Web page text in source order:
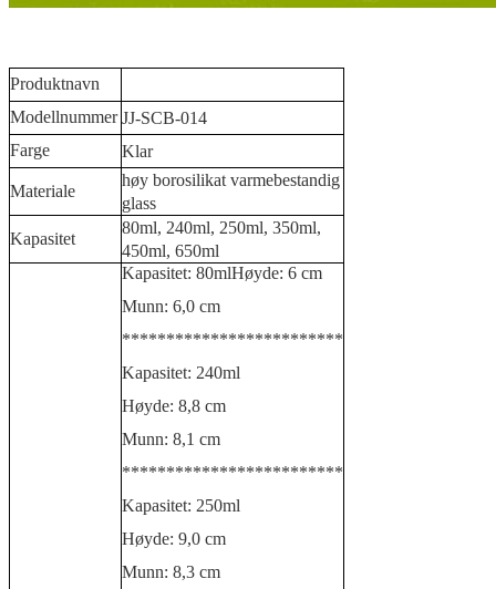
Produktnavn
Modellnummer JJ-SCB-014
Farge
Klar
Materiale
høy borosilikat varmebestandig
glass
Kapasitet
80ml, 240ml, 250ml, 350ml,
450ml, 650ml
Kapasitet: 80mlHøyde: 6 cm
Munn: 6,0 cm
*************************
Kapasitet: 240ml
Høyde: 8,8 cm
Munn: 8,1 cm
*************************
Kapasitet: 250ml
Høyde: 9,0 cm
Munn: 8,3 cm